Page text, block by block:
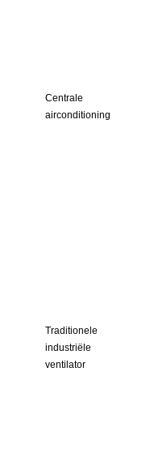
Centrale
airconditioning
Traditionele
industriële
ventilator